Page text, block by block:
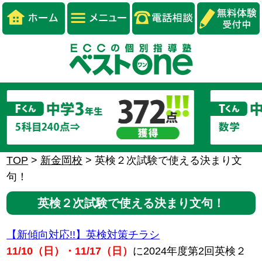
TOP > 新金岡校 >英検２次試験で使える決まり文
句！
英検２次試験で使える決まり文句！
【新傾向対応!!】英検対策チラシ
11/10（日）・11/17（日） に2024年度第2回英検２